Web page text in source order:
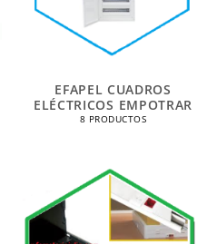
EFAPEL CUADROS
ELÉCTRICOS EMPOTRAR
8 PRODUCTOS